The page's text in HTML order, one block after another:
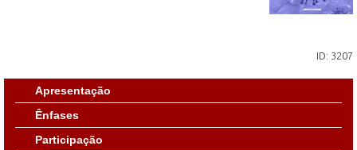
ID: 3207
Apresentação
Ênfases
Participação